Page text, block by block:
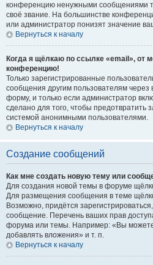
конференцию ненужными сообщениями
своё звание. На большинстве
или администратор понизят значение
Вернуться к началу
Когда я щёлкаю по ссылке «email», от
конференцию!
Только зарегистрированные
сообщения другим пользователям
форму, и только если администратор
сделано для того, чтобы предотвратить
системой анонимными пользователями.
Вернуться к началу
Создание сообщений
Как мне создать новую тему или
Для создания новой темы в форуме
Для размещения сообщения в теме
Возможно, придётся
сообщение. Перечень ваших прав
форума или темы. Например: «Вы
добавлять вложения» и т. п.
Вернуться к началу